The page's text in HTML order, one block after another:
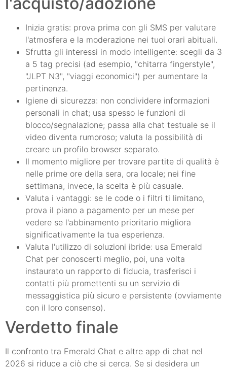
Inizia gratis: prova prima con gli SMS per valutare
l'atmosfera e la moderazione nei tuoi orari abituali.
Sfrutta gli interessi in modo intelligente: scegli da 3
a 5 tag precisi (ad esempio, "chitarra fingerstyle",
"JLPT N3", "viaggi economici") per aumentare la
pertinenza.
Igiene di sicurezza: non condividere informazioni
personali in chat; usa spesso le funzioni di
blocco/segnalazione; passa alla chat testuale se il
video diventa rumoroso; valuta la possibilità di
creare un profilo browser separato.
Il momento migliore per trovare partite di qualità è
nelle prime ore della sera, ora locale; nei fine
settimana, invece, la scelta è più casuale.
Valuta i vantaggi: se le code o i filtri ti limitano,
prova il piano a pagamento per un mese per
vedere se l'abbinamento prioritario migliora
significativamente la tua esperienza.
Valuta l'utilizzo di soluzioni ibride: usa Emerald
Chat per conoscerti meglio, poi, una volta
instaurato un rapporto di fiducia, trasferisci i
contatti più promettenti su un servizio di
messaggistica più sicuro e persistente (ovviamente
con il loro consenso).
Verdetto finale
Il confronto tra Emerald Chat e altre app di chat nel
2026 si riduce a ciò che si cerca. Se si desidera un